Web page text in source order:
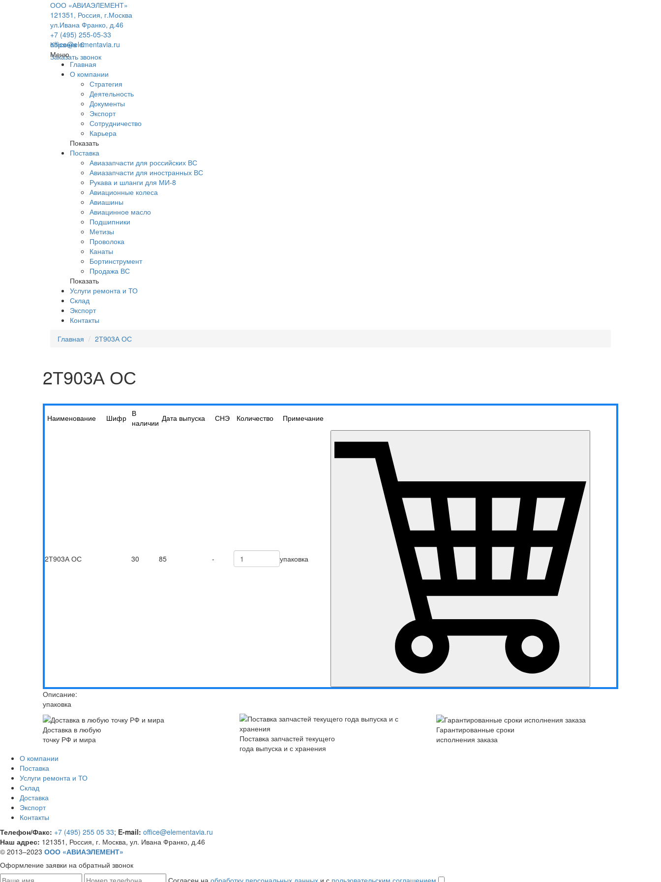
ООО «АВИАЭЛЕМЕНТ»
121351, Россия, г.Москва
ул.Ивана Франко, д.46
+7 (495) 255-05-33
office@elementavia.ru
Заказать звонок
Корзина0
Меню
Главная
О компании
Стратегия
Деятельность
Документы
Экспорт
Сотрудничество
Карьера
Показать
Поставка
Авиазапчасти для российских ВС
Авиазапчасти для иностранных ВС
Рукава и шланги для МИ-8
Авиационные колеса
Авиашины
Авиацинное масло
Подшипники
Метизы
Проволока
Канаты
Бортинструмент
Продажа ВС
Показать
Услуги ремонта и ТО
Склад
Экспорт
Контакты
Главная
2Т903А ОС
2Т903А ОС
Наименование Шифр В
наличии Дата выпуска СНЭ Количество Примечание
2Т903А ОС 30 85 - упаковка
Описание:
упаковка
Доставка в любую
точку РФ и мира
Поставка запчастей текущего
года выпуска и с хранения
Гарантированные сроки
исполнения заказа
О компании
Поставка
Услуги ремонта и ТО
Склад
Доставка
Экспорт
Контакты
Телефон/Факс: +7 (495) 255 05 33; E-mail: office@elementavia.ru
Наш адрес: 121351, Россия, г. Москва, ул. Ивана Франко, д.46
© 2013–2023 ООО «АВИАЭЛЕМЕНТ»
Оформление заявки на обратный звонок
Согласен на обработку персональных данных и с пользовательским соглашением